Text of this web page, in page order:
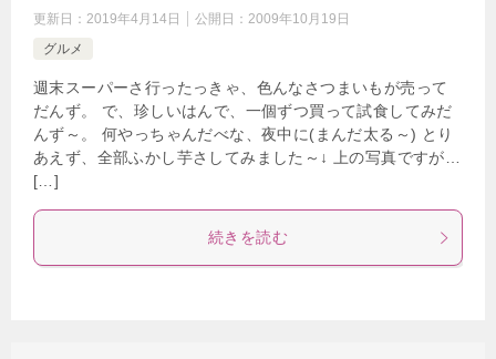
更新日： 2019年4月14日 公開日： 2009年10月19日
グルメ
週末スーパーさ行ったっきゃ、色んなさつまいもが売って
だんず。 で、珍しいはんで、一個ずつ買って試食してみだ
んず～。 何やっちゃんだべな、夜中に(まんだ太る～) とり
あえず、全部ふかし芋さしてみました～↓ 上の写真ですが…
[…]
続きを読む